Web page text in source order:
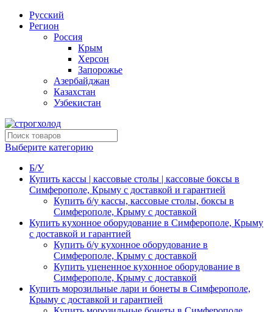
Русский
Регион
Россия
Крым
Херсон
Запорожье
Азербайджан
Казахстан
Узбекистан
Выберите категорию
Б/У
Купить кассы | кассовые столы | кассовые боксы в
Симферополе, Крыму с доставкой и гарантией
Купить б/у кассы, кассовые столы, боксы в
Симферополе, Крыму с доставкой
Купить кухонное оборудование в Симферополе, Крыму
с доставкой и гарантией
Купить б/у кухонное оборудование в
Симферополе, Крыму с доставкой
Купить уцененное кухонное оборудование в
Симферополе, Крыму с доставкой
Купить морозильные лари и бонеты в Симферополе,
Крыму с доставкой и гарантией